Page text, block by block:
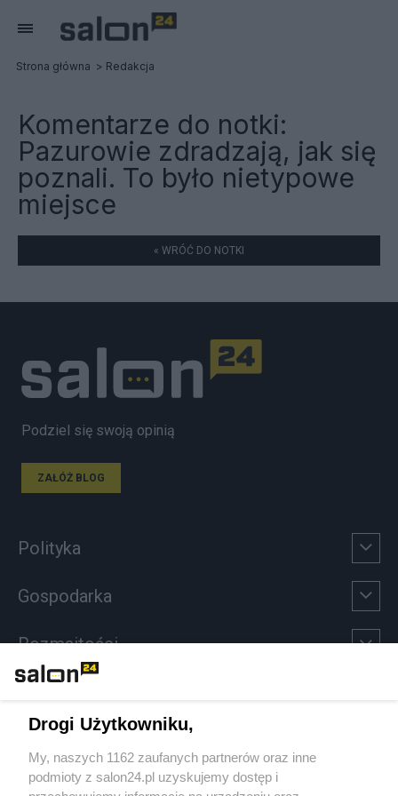
Strona główna Redakcja
Komentarze do notki:
Pazurowie zdradzają, jak się
poznali. To było nietypowe
miejsce
« WRÓĆ DO NOTKI
Podziel się swoją opinią
ZAŁÓŻ BLOG
Polityka
Gospodarka
Rozmaitości
Sport
Społeczeństwo
Drogi Użytkowniku,
My, naszych 1162 zaufanych partnerów oraz inne
podmioty z salon24.pl uzyskujemy dostęp i